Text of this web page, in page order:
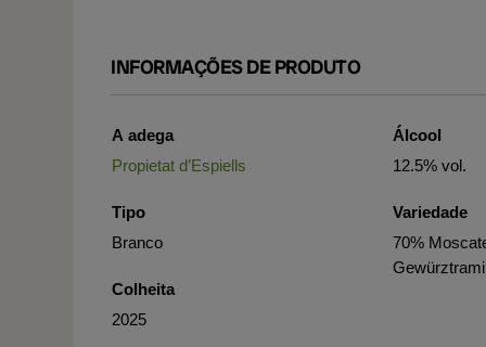
INFORMAÇÕES DE PRODUTO
A adega
Propietat d’Espiells
Tipo
Branco
Colheita
2025
Álcool
12.5% vol.
Variedade
70%